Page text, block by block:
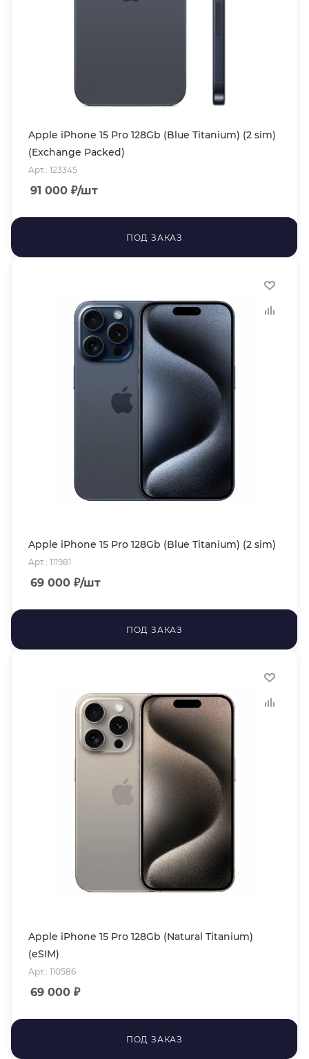
Apple iPhone 15 Pro 128Gb (Blue Titanium) (2 sim)
(Exchange Packed)
Арт.: 123345
91 000 ₽/шт
ПОД ЗАКАЗ
Apple iPhone 15 Pro 128Gb (Blue Titanium) (2 sim)
Арт.: 111981
69 000 ₽/шт
ПОД ЗАКАЗ
Apple iPhone 15 Pro 128Gb (Natural Titanium)
(eSIM)
Арт.: 110586
69 000 ₽
ПОД ЗАКАЗ